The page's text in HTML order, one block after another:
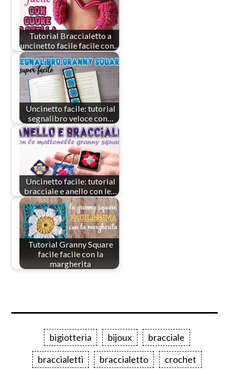
Tutorial Braccialetto a
uncinetto facile facile con…
Uncinetto facile: tutorial
segnalibro veloce con…
Uncinetto facile: tutorial
bracciale e anello con le…
Tutorial Granny Square
facile facile con la
margherita
bigiotteria bijoux
bracciale
braccialetti
braccialetto
crochet